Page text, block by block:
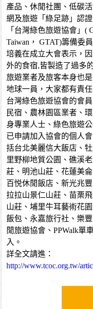
產品、休閒社團、低碳
網及旅遊「綠足跡」認證
「台灣綠色旅遊協會」(
Taiwan， GTAT)籌備委
培義在成立大會表示，
外的食宿,皆製造了過多
旅遊業者及旅客本身也
地球一員，大家都有責
台灣綠色旅遊協會的會
民宿、農林園區業者、
身專業人士、綠色旅遊
已申請加入協會的個人
括台北美麗信大飯店、
里野柳地質公園、礁溪
莊、明池山莊、花蓮美
百悦休閒飯店、新光兆
拉拉山景仁山莊、苗栗
山莊、埔里牛耳藝術花
飯包、永嘉旅行社、樂
閒旅遊協會、PPWalk
入。
詳全文請進：
http://www.tcoc.org.tw/